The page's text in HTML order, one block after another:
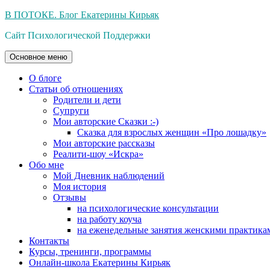
Перейти
содержимому
В ПОТОКЕ. Блог Екатерины Кирьяк
Сайт Психологической Поддержки
Основное меню
О блоге
Статьи об отношениях
Родители и дети
Супруги
Мои авторские Сказки :-)
Сказка для взрослых женщин «Про лошадку»
Мои авторские рассказы
Реалити-шоу «Искра»
Обо мне
Мой Дневник наблюдений
Моя история
Отзывы
на психологические консультации
на работу коуча
на еженедельные занятия женскими
Контакты
Курсы, тренинги, программы
Онлайн-школа Екатерины Кирьяк